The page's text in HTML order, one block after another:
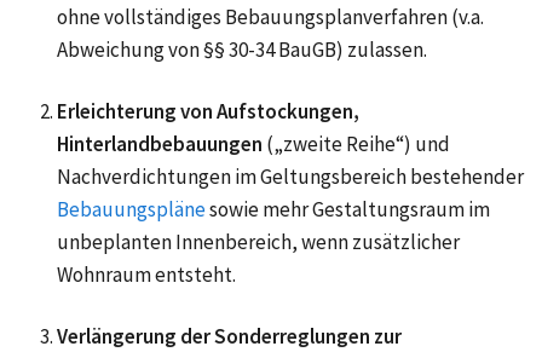
ohne vollständiges Bebauungsplanverfahren (v.a.
Abweichung von §§ 30-34 BauGB) zulassen.
Erleichterung von Aufstockungen,
Hinterlandbebauungen („zweite Reihe“) und
Nachverdichtungen im Geltungsbereich bestehender
Bebauungsplänesowie mehr Gestaltungsraum im
unbeplanten Innenbereich, wenn zusätzlicher
Wohnraum entsteht.
Verlängerung der Sonderreglungen zur